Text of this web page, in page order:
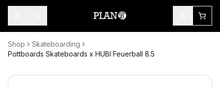
Shop
Skateboarding
Pottboards Skateboards x HUBI Feuerball 8.5